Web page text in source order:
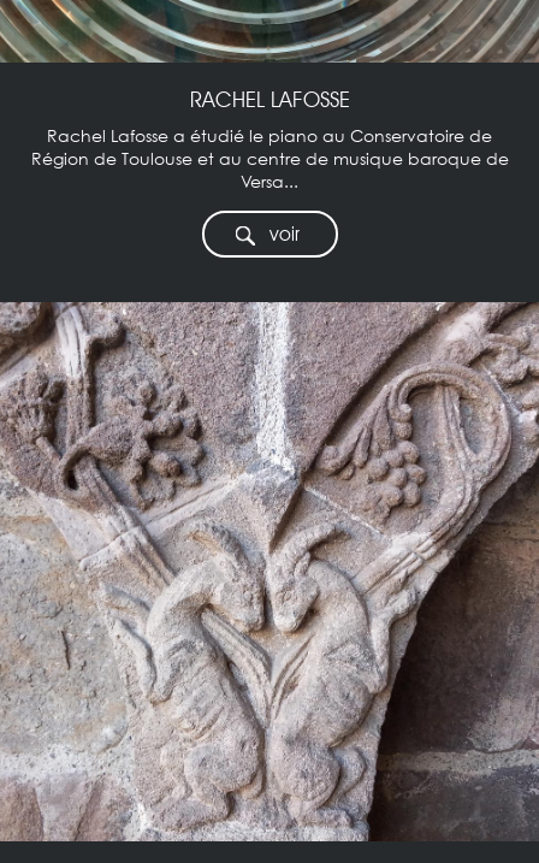
RACHEL LAFOSSE
Rachel Lafosse a étudié le piano au Conservatoire de
Région de Toulouse et au centre de musique baroque de
Versa...
voir